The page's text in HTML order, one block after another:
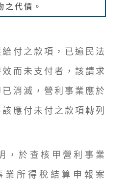
之代價。
付之款項，已逾民法
而未支付者，該請求
消滅，營利事業應於
應付未付之款項轉列
，於查核甲營利事業
業所得稅結算申報案